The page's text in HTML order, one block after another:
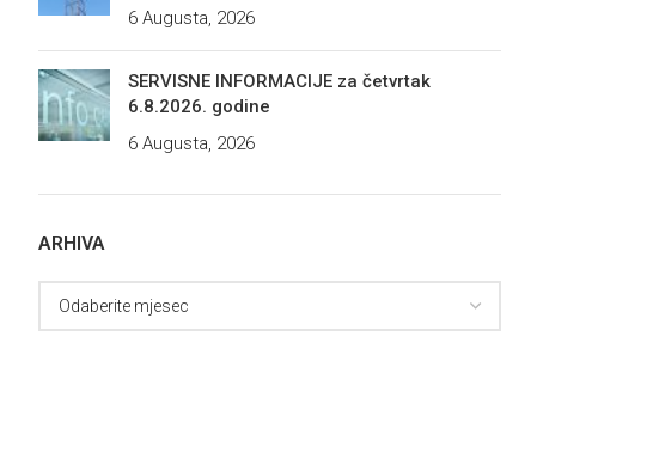
6 Augusta, 2026
SERVISNE INFORMACIJE za četvrtak
6.8.2026. godine
6 Augusta, 2026
ARHIVA